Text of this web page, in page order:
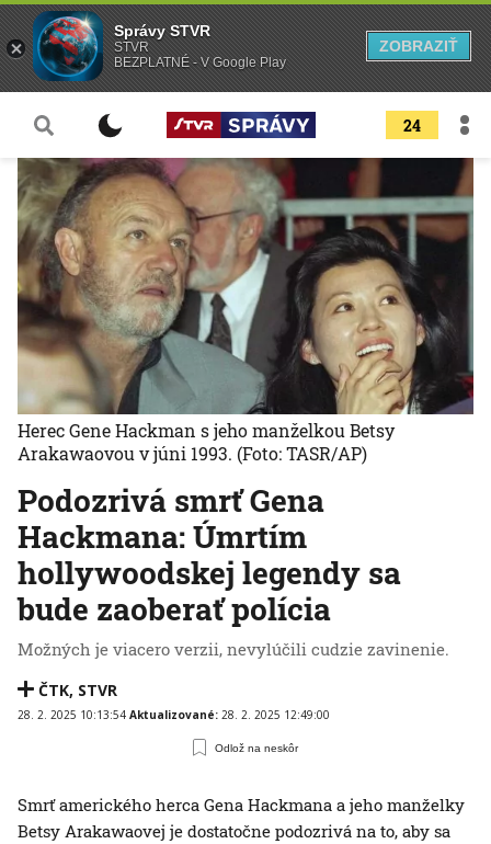
24
Podozrivá smrť Gena
Hackmana: Úmrtím
hollywoodskej legendy sa
bude zaoberať polícia
Možných je viacero verzii, nevylúčili cudzie zavinenie.
ČTK, STVR
28. 2. 2025 10:13:54 Aktualizované: 28. 2. 2025 12:49:00
Odlož na neskôr
Herec Gene Hackman s jeho manželkou Betsy
Arakawaovou v júni 1993. (Foto: TASR/AP)
Smrť amerického herca Gena Hackmana a jeho manželky
Betsy Arakawaovej je dostatočne podozrivá na to, aby sa
Správy STVR
STVR
BEZPLATNÉ - V Google Play
ZOBRAZIŤ